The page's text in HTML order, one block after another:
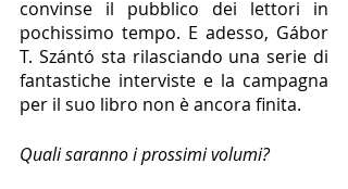
convinse il pubblico dei lettori in
pochissimo tempo. E adesso, Gábor
T. Szántó sta rilasciando una serie di
fantastiche interviste e la campagna
per il suo libro non è ancora finita.
Quali saranno i prossimi volumi?